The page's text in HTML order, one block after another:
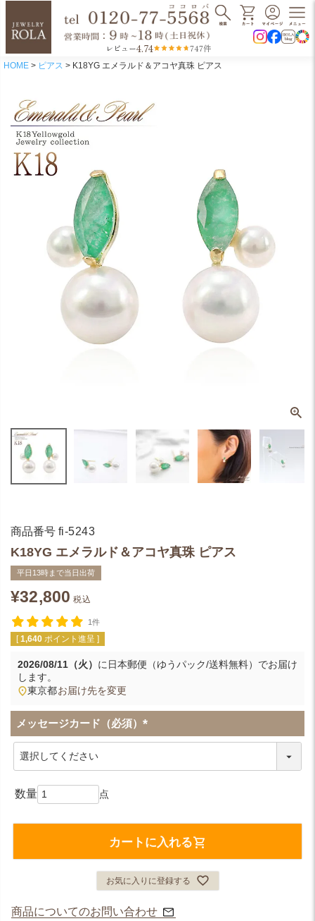
レビュー4.74 747件
HOME ピアス K18YG エメラルド＆アコヤ真珠 ピアス
商品番号 fi-5243
K18YG エメラルド＆アコヤ真珠 ピアス
平日13時まで当日出荷
¥32,800 税込
1件
[ 1,640 ポイント進呈 ]
2026/08/11（火） に 日本郵便（ゆうパック/送料無料） でお届け
します。
東京都お届け先を変更
メッセージカード（必須）
(
カートに入れる
お気に入りに登録する
商品についてのお問い合わせ